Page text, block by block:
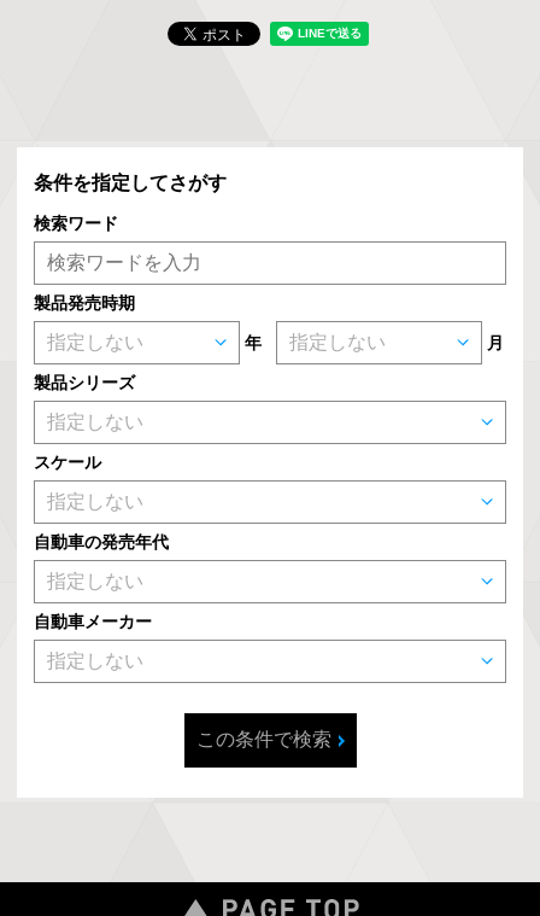
条件を指定してさがす
検索ワード
製品発売時期
年 月
製品シリーズ
スケール
自動車の発売年代
自動車メーカー
この条件で検索